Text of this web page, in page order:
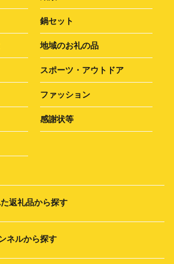
鍋セット
地域のお礼の品
スポーツ・アウトドア
ファッション
感謝状等
返礼品から探す
ネルから探す